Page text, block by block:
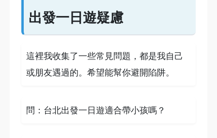
出發一日遊疑慮
這裡我收集了一些常見問題，都是我自己
或朋友遇過的。希望能幫你避開陷阱。
問：台北出發一日遊適合帶小孩嗎？